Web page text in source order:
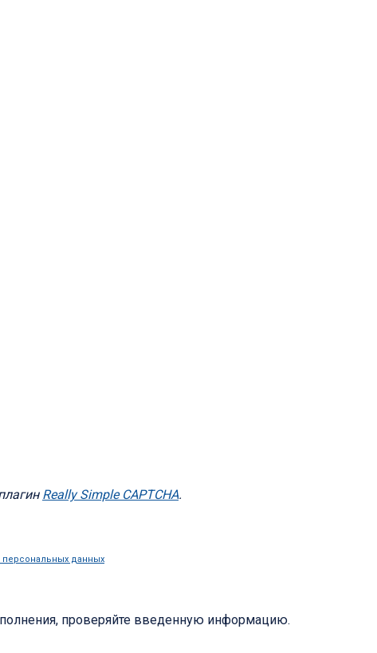
Really Simple CAPTCHA.
данных
проверяйте введенную информацию.